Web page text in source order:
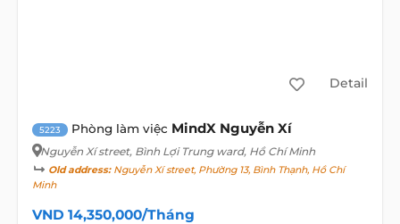
Detail
5223 Phòng làm việc MindX Nguyễn Xí
Nguyễn Xí street, Bình Lợi Trung ward, Hồ Chí Minh
Old address:Nguyễn Xí street, Phường 13, Bình Thạnh, Hồ Chí
Minh
VND 14,350,000/Tháng